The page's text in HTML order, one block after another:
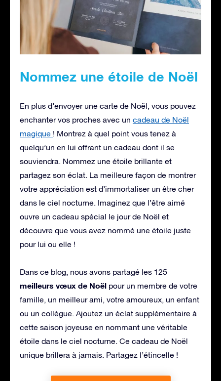
Nommez une étoile de Noël
En plus d’envoyer une carte de Noël, vous pouvez
enchanter vos proches avec un cadeau de Noël
magique ! Montrez à quel point vous tenez à
quelqu’un en lui offrant un cadeau dont il se
souviendra. Nommez une étoile brillante et
partagez son éclat. La meilleure façon de montrer
votre appréciation est d’immortaliser un être cher
dans le ciel nocturne. Imaginez que l’être aimé
ouvre un cadeau spécial le jour de Noël et
découvre que vous avez nommé une étoile juste
pour lui ou elle !
Dans ce blog, nous avons partagé les 125
meilleurs vœux de Noël pour un membre de votre
famille, un meilleur ami, votre amoureux, un enfant
ou un collègue. Ajoutez un éclat supplémentaire à
cette saison joyeuse en nommant une véritable
étoile dans le ciel nocturne. Ce cadeau de Noël
unique brillera à jamais. Partagez l’étincelle !